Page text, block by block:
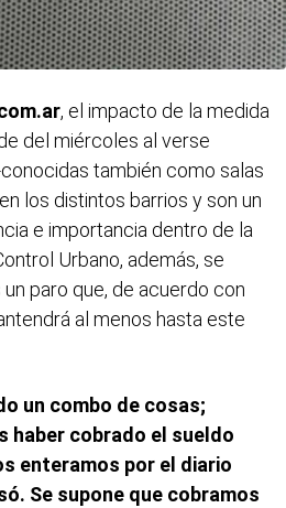
, el impacto de la medida
del miércoles al verse
también como salas
los distintos barrios y son un
e importancia dentro de la
Urbano, además, se
paro que, de acuerdo con
al menos hasta este
un combo de cosas;
haber cobrado el sueldo
enteramos por el diario
Se supone que cobramos